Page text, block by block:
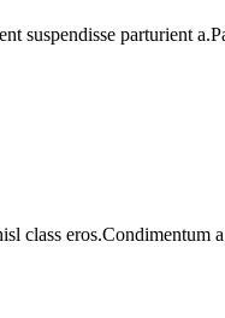
parturient
class eros.Condimentum